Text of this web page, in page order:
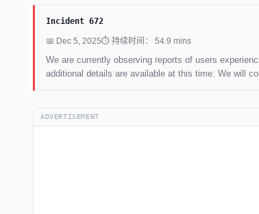
Incident 672
📅 Dec 5, 2025⏱ 持续时间： 54.9 mins
We are currently observing reports of users
additional details are available at this time. We will
ADVERTISEMENT